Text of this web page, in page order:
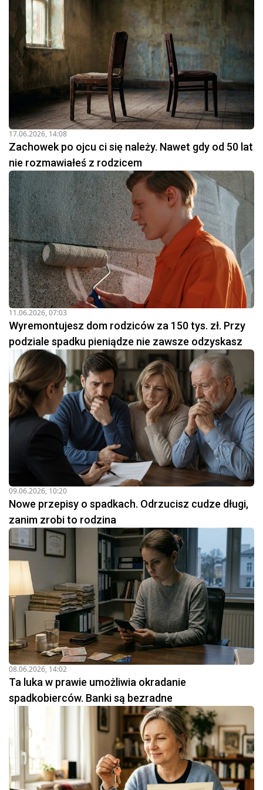
17.06.2026, 14:08
Zachowek po ojcu ci się należy. Nawet gdy od 50 lat
nie rozmawiałeś z rodzicem
11.06.2026, 07:03
Wyremontujesz dom rodziców za 150 tys. zł. Przy
podziale spadku pieniądze nie zawsze odzyskasz
09.06.2026, 10:20
Nowe przepisy o spadkach. Odrzucisz cudze długi,
zanim zrobi to rodzina
08.06.2026, 14:02
Ta luka w prawie umożliwia okradanie
spadkobierców. Banki są bezradne